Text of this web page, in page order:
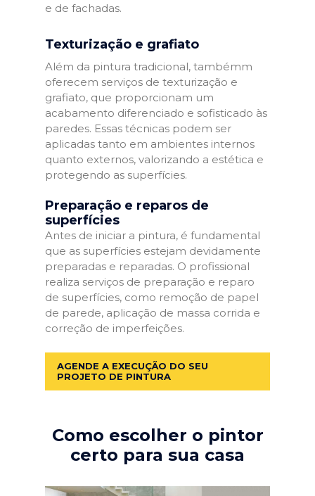
e de fachadas.
Texturização e grafiato
Além da pintura tradicional, tambémm
oferecem serviços de texturização e
grafiato, que proporcionam um
acabamento diferenciado e sofisticado às
paredes. Essas técnicas podem ser
aplicadas tanto em ambientes internos
quanto externos, valorizando a estética e
protegendo as superfícies.
Preparação e reparos de
superfícies
Antes de iniciar a pintura, é fundamental
que as superfícies estejam devidamente
preparadas e reparadas. O profissional
realiza serviços de preparação e reparo
de superfícies, como remoção de papel
de parede, aplicação de massa corrida e
correção de imperfeições.
AGENDE A EXECUÇÃO DO SEU
PROJETO DE PINTURA
Como escolher o pintor
certo para sua casa